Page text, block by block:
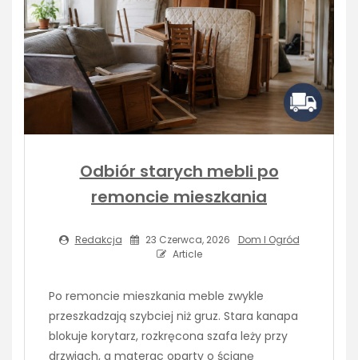
Odbiór starych mebli po
remoncie mieszkania
Redakcja 23 Czerwca, 2026
Dom I Ogród
Article
Po remoncie mieszkania meble zwykle
przeszkadzają szybciej niż gruz. Stara kanapa
blokuje korytarz, rozkręcona szafa leży przy
drzwiach, a materac oparty o ścianę